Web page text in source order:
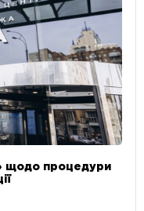
щодо процедури